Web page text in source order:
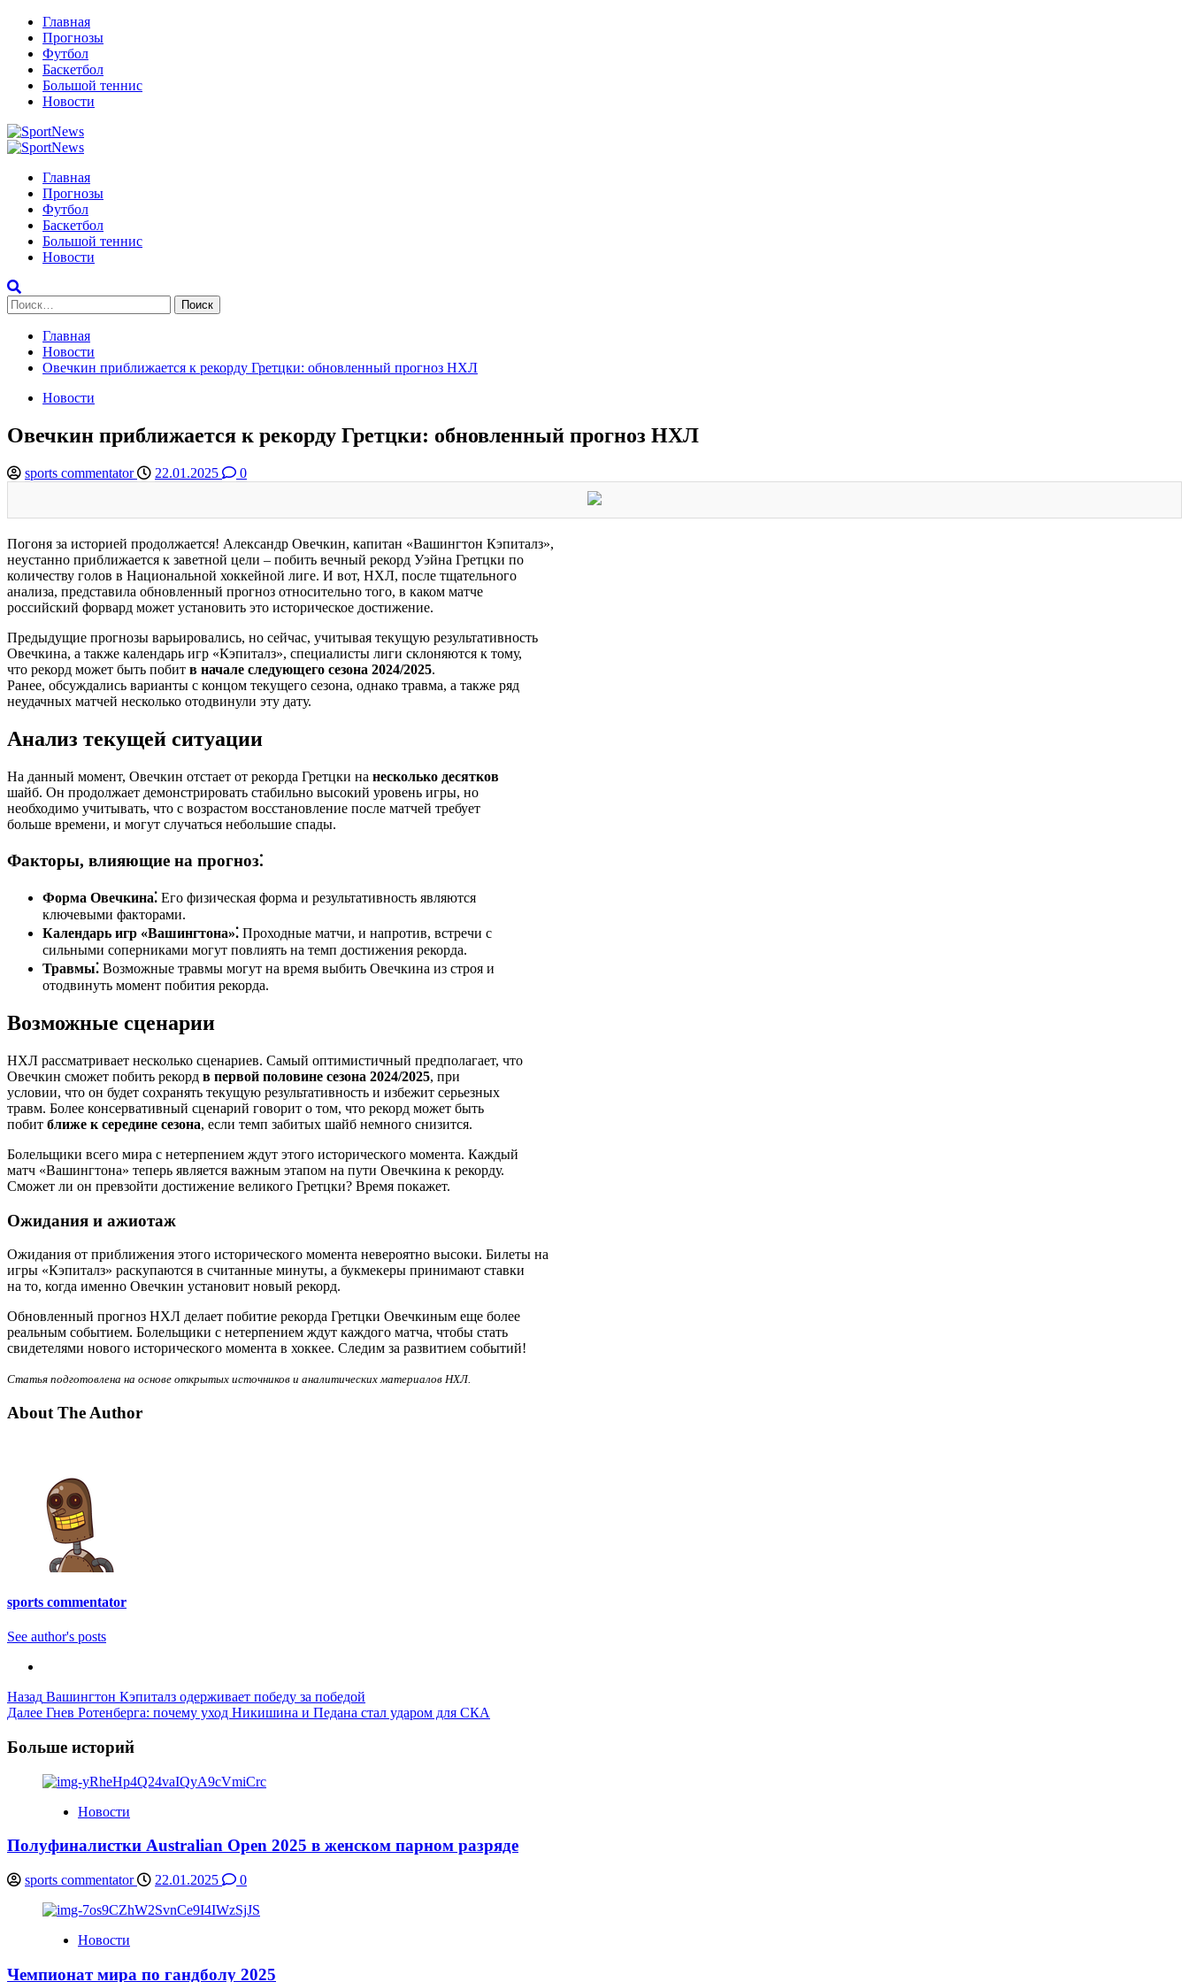
Перейти
содержимому
Главная
Прогнозы
Футбол
Баскетбол
Большой теннис
Новости
Primary
Главная
Прогнозы
Футбол
Баскетбол
Большой теннис
Новости
Найти:
Главная
Новости
Овечкин приближается к рекорду Гретцки: обновленный прогноз НХЛ
Новости
Овечкин приближается к рекорду Гретцки: обновленный прогноз НХЛ
sports commentator 22.01.2025 0
Погоня за историей продолжается! Александр Овечкин, капитан «Вашингтон Кэпиталз»,
неустанно приближается к заветной цели – побить вечный рекорд Уэйна Гретцки по
количеству голов в Национальной хоккейной лиге. И вот, НХЛ, после тщательного
анализа, представила обновленный прогноз относительно того, в каком матче
российский форвард может установить это историческое достижение.
Предыдущие прогнозы варьировались, но сейчас, учитывая текущую результативность
Овечкина, а также календарь игр «Кэпиталз», специалисты лиги склоняются к тому,
что рекорд может быть побит в начале следующего сезона 2024/2025.
Ранее, обсуждались варианты с концом текущего сезона, однако травма, а также ряд
неудачных матчей несколько отодвинули эту дату.
Анализ текущей ситуации
На данный момент, Овечкин отстает от рекорда Гретцки на несколько десятков
шайб. Он продолжает демонстрировать стабильно высокий уровень игры, но
необходимо учитывать, что с возрастом восстановление после матчей требует
больше времени, и могут случаться небольшие спады.
Факторы, влияющие на прогноз⁚
Форма Овечкина⁚ Его физическая форма и результативность являются
ключевыми факторами.
Календарь игр «Вашингтона»⁚ Проходные матчи, и напротив, встречи с
сильными соперниками могут повлиять на темп достижения рекорда.
Травмы⁚ Возможные травмы могут на время выбить Овечкина из строя и
отодвинуть момент побития рекорда.
Возможные сценарии
НХЛ рассматривает несколько сценариев. Самый оптимистичный предполагает, что
Овечкин сможет побить рекорд в первой половине сезона 2024/2025, при
условии, что он будет сохранять текущую результативность и избежит серьезных
травм. Более консервативный сценарий говорит о том, что рекорд может быть
побит ближе к середине сезона, если темп забитых шайб немного снизится.
Болельщики всего мира с нетерпением ждут этого исторического момента. Каждый
матч «Вашингтона» теперь является важным этапом на пути Овечкина к рекорду.
Сможет ли он превзойти достижение великого Гретцки? Время покажет.
Ожидания и ажиотаж
Ожидания от приближения этого исторического момента невероятно высоки. Билеты на
игры «Кэпиталз» раскупаются в считанные минуты, а букмекеры принимают ставки
на то, когда именно Овечкин установит новый рекорд.
Обновленный прогноз НХЛ делает побитие рекорда Гретцки Овечкиным еще более
реальным событием. Болельщики с нетерпением ждут каждого матча, чтобы стать
свидетелями нового исторического момента в хоккее. Следим за развитием событий!
Статья подготовлена на основе открытых источников и аналитических материалов НХЛ.
About The Author
sports commentator
See author's posts
Post
Navigation
Назад Вашингтон Кэпиталз одерживает победу за победой
Далее Гнев Ротенберга: почему уход Никишина и Педана стал ударом для СКА
Больше историй
Новости
Полуфиналистки Australian Open 2025 в женском парном разряде
sports commentator 22.01.2025 0
Новости
Чемпионат мира по гандболу 2025